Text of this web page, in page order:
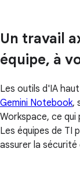
Un travail
équipe, à
Les outils d'IA
Gemini Notebook,
Workspace, ce
Les équipes de TI
assurer la